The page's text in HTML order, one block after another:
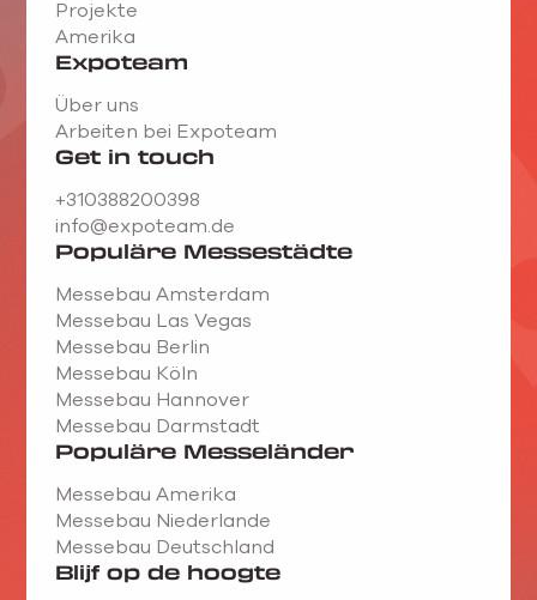
Projekte
Amerika
Expoteam
Über uns
Arbeiten bei Expoteam
Get in touch
+310388200398
info@expoteam.de
Populäre Messestädte
Messebau Amsterdam
Messebau Las Vegas
Messebau Berlin
Messebau Köln
Messebau Hannover
Messebau Darmstadt
Populäre Messeländer
Messebau Amerika
Messebau Niederlande
Messebau Deutschland
Blijf op de hoogte